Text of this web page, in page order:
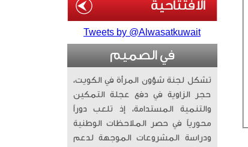
Tweets by @Alwasatkuwait
في الصميم
تشكل لجنة شؤون المرأة في الكويت،
حجر الزاوية في دفع عجلة التمكين
والتنمية المستدامة، إذ تلعب دوراً
محورياً في حصر الملاحظات الوطنية
ودراسة المشروعات الموجهة لدعم